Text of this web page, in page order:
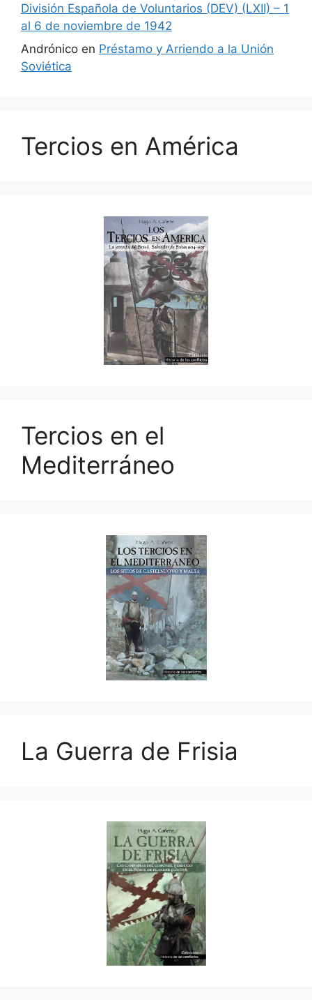
División Española de Voluntarios (DEV) (LXII) – 1
al 6 de noviembre de 1942
Andrónico en Préstamo y Arriendo a la Unión
Soviética
Tercios en América
Tercios en el
Mediterráneo
La Guerra de Frisia